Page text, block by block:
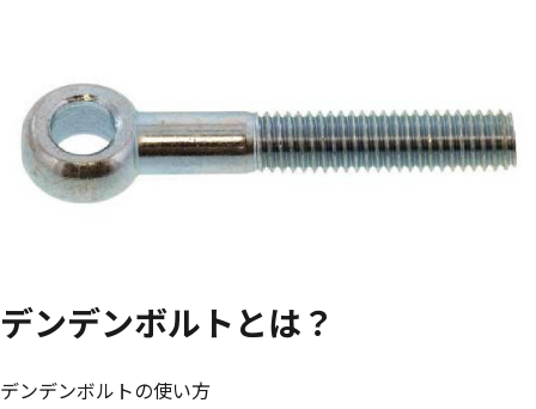
デンデンボルトとは？
デンデンボルトの使い方